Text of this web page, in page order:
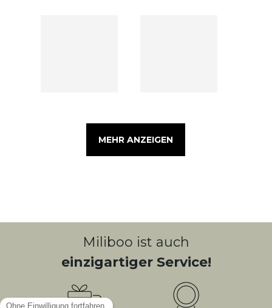
MEHR ANZEIGEN
Miliboo ist auch
einzigartiger Service!